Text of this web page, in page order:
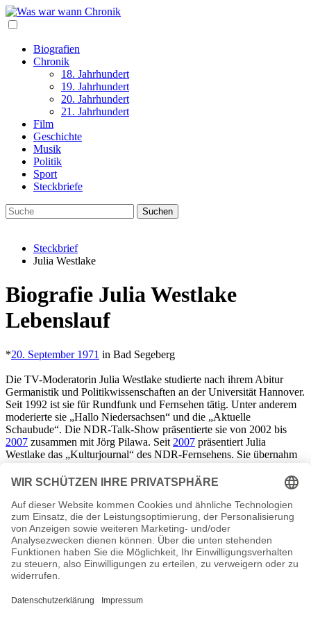
Biografien
Chronik
18. Jahrhundert
19. Jahrhundert
20. Jahrhundert
21. Jahrhundert
Film
Geschichte
Musik
Politik
Sport
Steckbriefe
Steckbrief
Julia Westlake
Biografie Julia Westlake
Lebenslauf
*20. September 1971 in Bad Segeberg
Die TV-Moderatorin Julia Westlake studierte nach ihrem Abitur
Germanistik und Politikwissenschaften an der Universität Hannover.
Seit 1992 ist sie für Rundfunk und Fernsehen tätig. Unter anderem
moderierte sie „Hallo Niedersachsen“ und die „Aktuelle
Schaubude“. Die NDR-Talk-Show präsentierte sie von 2002 bis
2007 zusammen mit Jörg Pilawa. Seit 2007 präsentiert Julia
Westlake das „Kulturjournal“ des NDR-Fernsehens. Sie übernahm
zum Rateteam der SWR-Sendung „Ich trage einen großen Namen“.
Julia Westlake privat
Die Moderatorin lebt mit ihrer Familie in Hamburg. Sie lebt mit dem
KollegenAlexander Bommeszusammen. Seit 2009 hat das Paar
einen Sohn. Ein zweiter Sohn wurde 2013 geboren.
Julia Westlake Seiten, Steckbrief, Kurzbio etc.